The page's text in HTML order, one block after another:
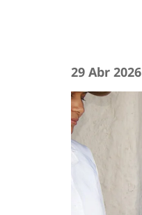
29 Abr 2026